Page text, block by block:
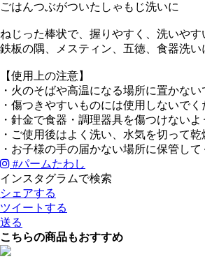
ごはんつぶがついたしゃもじ洗いに
ねじった棒状で、握りやすく、洗いやす
鉄板の隅、メスティン、五徳、食器洗い
【使用上の注意】
・火のそばや高温になる場所に置かない
・傷つきやすいものには使用しないでく
・針金で食器・調理器具を傷つけないよ
・ご使用後はよく洗い、水気を切って乾
・お子様の手の届かない場所に保管して
#パームたわし
インスタグラムで検索
シェアする
ツイートする
送る
こちらの商品もおすすめ